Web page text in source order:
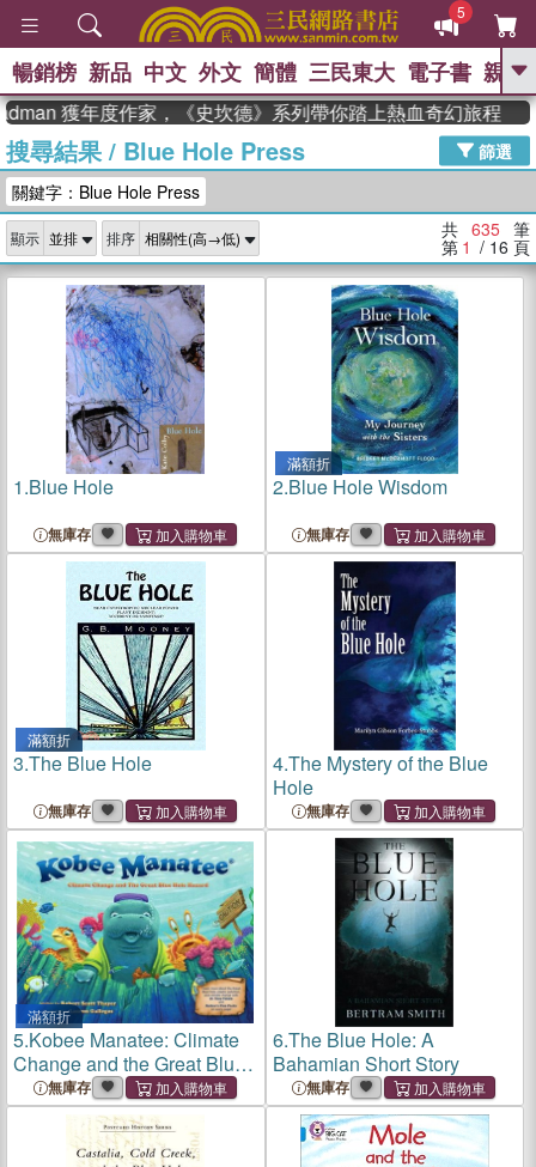
5
GO
熱搜： 東野圭吾 高希均教授回憶錄
、 The Odyssey 、 父親節 、 如果歷
獎 臺灣漫遊錄 、 方念華 、 台灣的李
登輝時代
數學女孩：黎曼猜想 、
偉大的迷走神經
暢銷榜 新品 中文 外文 簡體 三民東大 電子書 親子
度作家，《史坎德》系列帶你踏上熱血奇幻旅程
搜尋結果/ Blue Hole Press
篩選
關鍵字：Blue Hole Press
顯示 排序 共 635 筆
第 1 / 16 頁
1.Blue Hole
無庫存
滿額折
2.Blue Hole Wisdom
無庫存
滿額折
3.The Blue Hole
無庫存
4.The Mystery of the Blue
Hole
無庫存
滿額折
5.Kobee Manatee: Climate
Change and the Great Blue
Hole Hazard
無庫存
6.The Blue Hole: A
Bahamian Short Story
無庫存